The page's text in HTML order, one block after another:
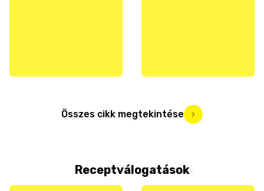
Összes cikk megtekintése
Receptválogatások